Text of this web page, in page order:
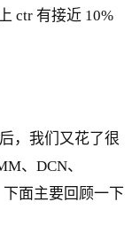
ctr 有接近 10%
，我们又花了很
、DCN、
面主要回顾一下